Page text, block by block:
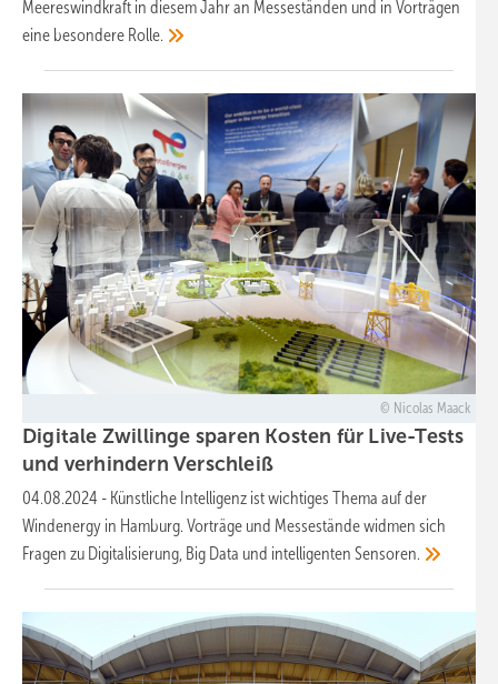
Meereswindkraft in diesem Jahr an Messeständen und in Vorträgen
eine besondere Rolle.
Nicolas Maack
Digitale Zwillinge sparen Kosten für Live-Tests
und verhindern Verschleiß
04.08.2024 - Künstliche Intelligenz ist wichtiges Thema auf der
Windenergy in Hamburg. Vorträge und Messestände widmen sich
Fragen zu Digitalisierung, Big Data und intelligenten Sensoren.